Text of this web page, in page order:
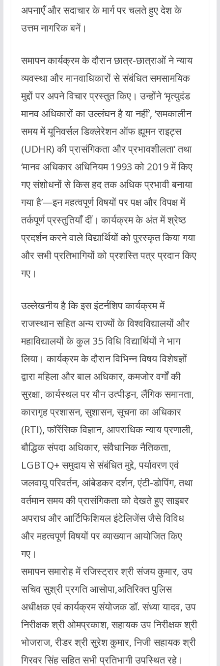
अपनाएँ और सदाचार के मार्ग पर चलते हुए देश के
उत्तम नागरिक बनें।
समापन कार्यक्रम के दौरान छात्र-छात्राओं ने न्याय
व्यवस्था और मानवाधिकारों से संबंधित समसामयिक
मुद्दों पर अपने विचार प्रस्तुत किए। उन्होंने ‘मृत्युदंड
मानव अधिकारों का उल्लंघन है या नहीं’, ‘समकालीन
समय में यूनिवर्सल डिक्लेरेशन ऑफ ह्यूमन राइट्स
(UDHR) की प्रासंगिकता और प्रभावशीलता’ तथा
‘मानव अधिकार अधिनियम 1993 को 2019 में किए
गए संशोधनों से किस हद तक अधिक प्रभावी बनाया
गया है’—इन महत्वपूर्ण विषयों पर पक्ष और विपक्ष में
तर्कपूर्ण प्रस्तुतियाँ दीं। कार्यक्रम के अंत में श्रेष्ठ
प्रदर्शन करने वाले विद्यार्थियों को पुरस्कृत किया गया
और सभी प्रतिभागियों को प्रशस्ति पत्र प्रदान किए
गए।
उल्लेखनीय है कि इस इंटर्नशिप कार्यक्रम में
राजस्थान सहित अन्य राज्यों के विश्वविद्यालयों और
महाविद्यालयों के कुल 35 विधि विद्यार्थियों ने भाग
लिया। कार्यक्रम के दौरान विभिन्न विषय विशेषज्ञों
द्वारा महिला और बाल अधिकार, कमजोर वर्गों की
सुरक्षा, कार्यस्थल पर यौन उत्पीड़न, लैंगिक समानता,
कारागृह प्रशासन, सुशासन, सूचना का अधिकार
(RTI), फॉरेंसिक विज्ञान, आपराधिक न्याय प्रणाली,
बौद्धिक संपदा अधिकार, संवैधानिक नैतिकता,
LGBTQ+ समुदाय से संबंधित मुद्दे, पर्यावरण एवं
जलवायु परिवर्तन, आंबेडकर दर्शन, एंटी-डोपिंग, तथा
वर्तमान समय की प्रासंगिकता को देखते हुए साइबर
अपराध और आर्टिफिशियल इंटेलिजेंस जैसे विविध
और महत्वपूर्ण विषयों पर व्याख्यान आयोजित किए
गए।
समापन समारोह में रजिस्ट्रार श्री संजय कुमार, उप
सचिव सुश्री प्रगति आसोपा,अतिरिक्त पुलिस
अधीक्षक एवं कार्यक्रम संयोजक डॉ. संध्या यादव, उप
निरीक्षक श्री ओमप्रकाश, सहायक उप निरीक्षक श्री
भोजराज, रीडर श्री सुरेश कुमार, निजी सहायक श्री
गिरवर सिंह सहित सभी प्रतिभागी उपस्थित रहे।